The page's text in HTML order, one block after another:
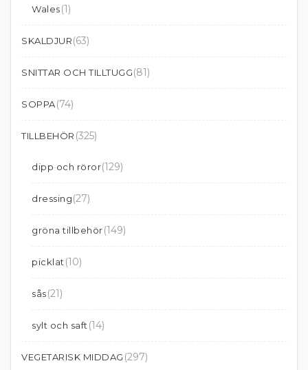
Wales(1)
SKALDJUR(63)
SNITTAR OCH TILLTUGG(81)
SOPPA(74)
TILLBEHÖR (325)
dipp och röror(129)
dressing(27)
gröna tillbehör(149)
picklat (10)
sås(21)
sylt och saft (14)
VEGETARISK MIDDAG (297)